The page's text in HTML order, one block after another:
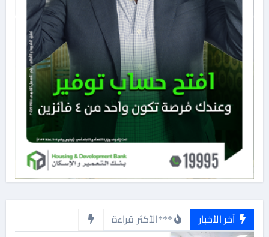
آخر الأخبار ***الأكثر قراءة